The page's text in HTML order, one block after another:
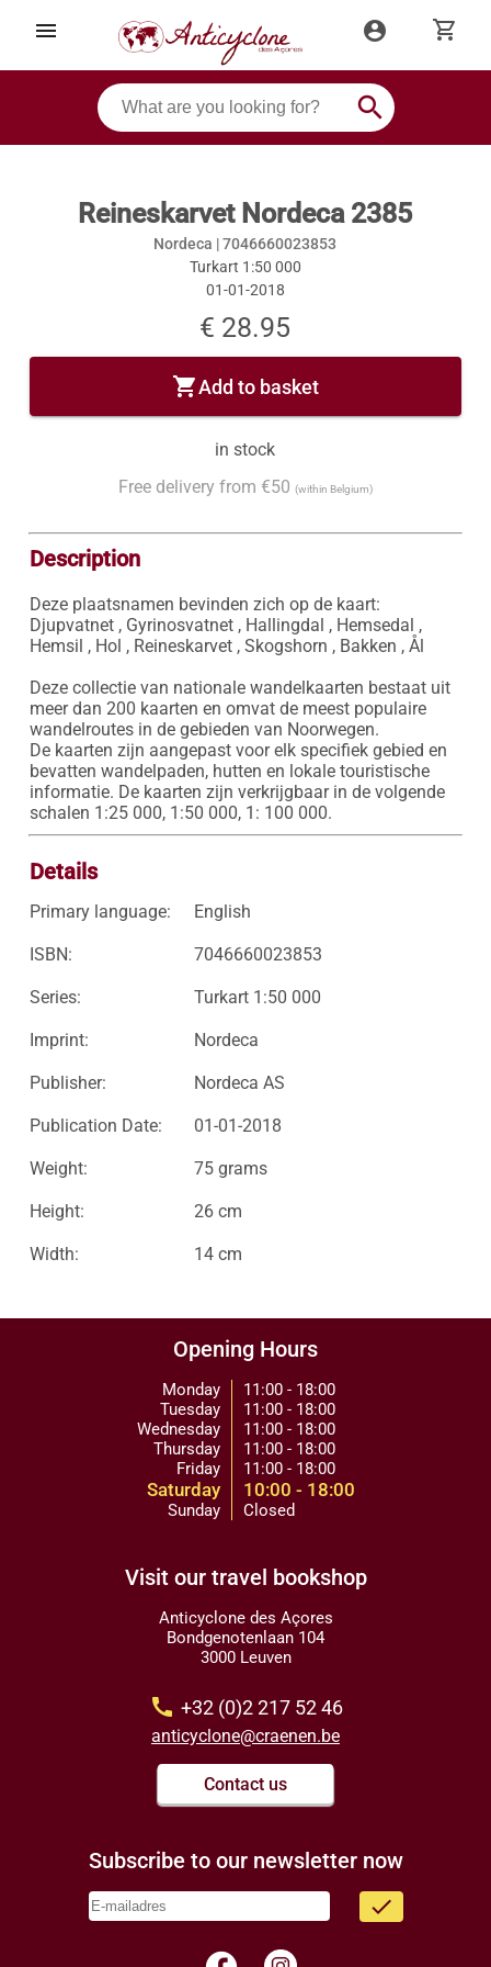
menu account_circle shopping_cart
search
Reineskarvet Nordeca 2385
Nordeca |7046660023853
Turkart 1:50 000
01-01-2018
€ 28.95
shopping_cartAdd to basket
in stock
Free delivery from €50 (within Belgium)
Description
Deze plaatsnamen bevinden zich op de kaart:
Djupvatnet , Gyrinosvatnet , Hallingdal , Hemsedal ,
Hemsil , Hol , Reineskarvet , Skogshorn , Bakken , Ål
Deze collectie van nationale wandelkaarten bestaat uit
meer dan 200 kaarten en omvat de meest populaire
wandelroutes in de gebieden van Noorwegen.
De kaarten zijn aangepast voor elk specifiek gebied en
bevatten wandelpaden, hutten en lokale touristische
informatie. De kaarten zijn verkrijgbaar in de volgende
schalen 1:25 000, 1:50 000, 1: 100 000.
Details
Primary language: English
ISBN: 7046660023853
Series: Turkart 1:50 000
Imprint: Nordeca
Publisher: Nordeca AS
Publication Date: 01-01-2018
Weight: 75 grams
Height: 26 cm
Width: 14 cm
Opening Hours
Monday
Tuesday
Wednesday
Thursday
Friday
Saturday
Sunday
11:00 - 18:00
11:00 - 18:00
11:00 - 18:00
11:00 - 18:00
11:00 - 18:00
10:00 - 18:00
Closed
Visit our travel bookshop
Anticyclone des Açores
Bondgenotenlaan 104
3000 Leuven
call +32 (0)2 217 52 46
anticyclone@craenen.be
Contact us
Subscribe to our newsletter now
done